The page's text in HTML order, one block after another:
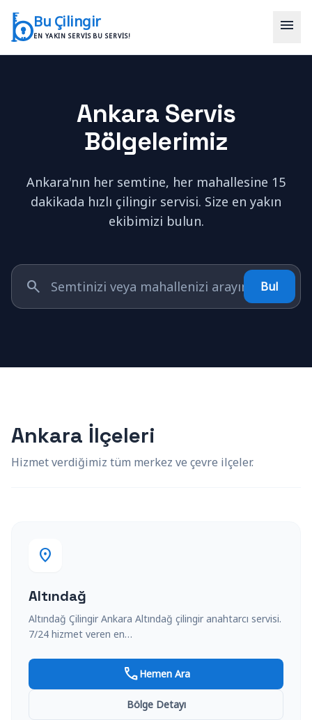
Bu Çilingir
EN YAKIN SERVIS BU SERVIS!
menu
Ankara Servis
Bölgelerimiz
Ankara'nın her semtine, her mahallesine 15
dakikada hızlı çilingir servisi. Size en yakın
ekibimizi bulun.
search Bul
Ankara İlçeleri
Hizmet verdiğimiz tüm merkez ve çevre ilçeler.
location_on
Altındağ
Altındağ Çilingir Ankara Altındağ çilingir anahtarcı servisi.
7/24 hizmet veren en…
callHemen Ara
Bölge Detayı